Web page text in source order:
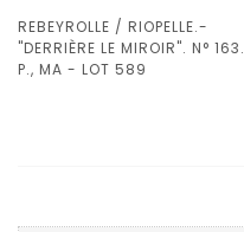
REBEYROLLE / RIOPELLE.-
"DERRIÈRE LE MIROIR". N° 163.
P., MA - LOT 589